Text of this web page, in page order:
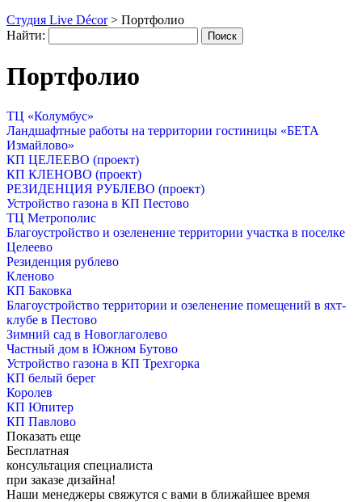
Студия Live Décor> Портфолио
Найти:
Портфолио
ТЦ «Колумбус»
Ландшафтные работы на территории гостиницы «БЕТА
Измайлово»
КП ЦЕЛЕЕВО (проект)
КП КЛЕНОВО (проект)
РЕЗИДЕНЦИЯ РУБЛЕВО (проект)
Устройство газона в КП Пестово
ТЦ Метрополис
Благоустройство и озеленение территории участка в поселке
Целеево
Резиденция рублево
Кленово
КП Баковка
Благоустройство территории и озеленение помещений в яхт-
клубе в Пестово
Зимний сад в Новоглаголево
Частный дом в Южном Бутово
Устройство газона в КП Трехгорка
КП белый берег
Королев
КП Юпитер
КП Павлово
Показать еще
Бесплатная
консультация специалиста
при заказе дизайна!
Наши менеджеры свяжутся с вами в ближайшее время